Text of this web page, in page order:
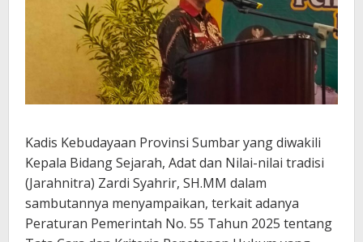
Kadis Kebudayaan Provinsi Sumbar yang diwakili
Kepala Bidang Sejarah, Adat dan Nilai-nilai tradisi
(Jarahnitra) Zardi Syahrir, SH.MM dalam
sambutannya menyampaikan, terkait adanya
Peraturan Pemerintah No. 55 Tahun 2025 tentang